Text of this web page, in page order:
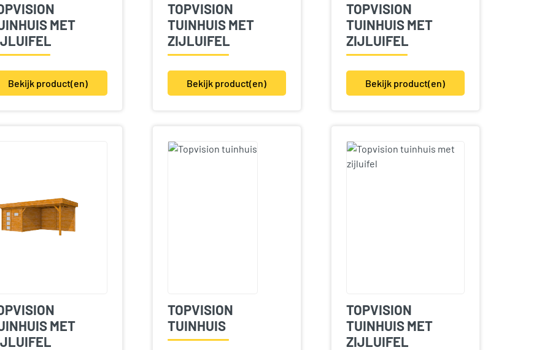
MET
Bekijk product(en)
TOPVISION
TUINHUIS MET
ZIJLUIFEL
Bekijk product(en)
TOPVISION
TUINHUIS MET
ZIJLUIFEL
Bekijk product(en)
MET
TOPVISION
TUINHUIS
TOPVISION
TUINHUIS MET
ZIJLUIFEL